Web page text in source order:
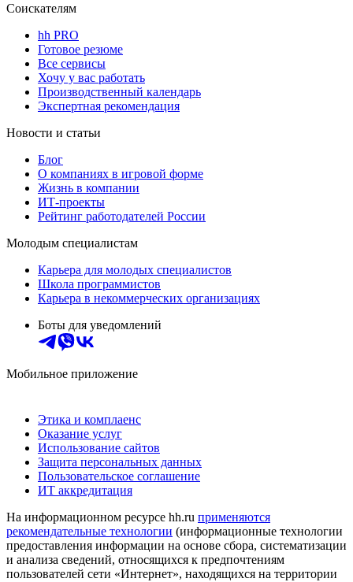
Соискателям
hh PRO
Готовое резюме
Все сервисы
Хочу у вас работать
Производственный календарь
Экспертная рекомендация
Новости и статьи
Блог
О компаниях в игровой форме
Жизнь в компании
ИТ-проекты
Рейтинг работодателей России
Молодым специалистам
Карьера для молодых специалистов
Школа программистов
Карьера в некоммерческих организациях
Боты для уведомлений
Мобильное приложение
Этика и комплаенс
Оказание услуг
Использование сайтов
Защита персональных данных
Пользовательское соглашение
ИТ аккредитация
На информационном ресурсе hh.ru применяются
рекомендательные технологии (информационные технологии
предоставления информации на основе сбора, систематизации
и анализа сведений, относящихся к предпочтениям
пользователей сети «Интернет», находящихся на территории